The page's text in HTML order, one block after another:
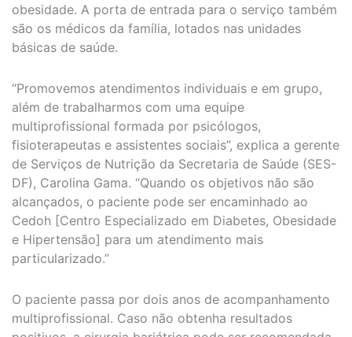
obesidade. A porta de entrada para o serviço também
são os médicos da família, lotados nas unidades
básicas de saúde.
“Promovemos atendimentos individuais e em grupo,
além de trabalharmos com uma equipe
multiprofissional formada por psicólogos,
fisioterapeutas e assistentes sociais”, explica a gerente
de Serviços de Nutrição da Secretaria de Saúde (SES-
DF), Carolina Gama. “Quando os objetivos não são
alcançados, o paciente pode ser encaminhado ao
Cedoh [Centro Especializado em Diabetes, Obesidade
e Hipertensão] para um atendimento mais
particularizado.”
O paciente passa por dois anos de acompanhamento
multiprofissional. Caso não obtenha resultados